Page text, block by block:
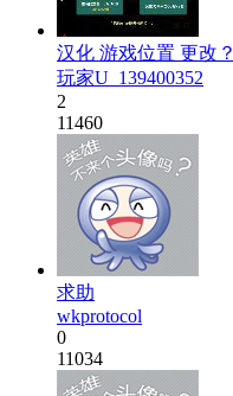
汉化 游戏位置 更改？
玩家U_139400352
2
11460
求助
wkprotocol
0
11034